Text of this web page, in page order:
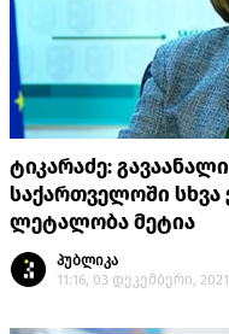
ტიკარაძე:
საქართველოში სხვა
ლეტალობა მეტია
პუბლიკა
11:16, 03 დეკემბერი, 2021